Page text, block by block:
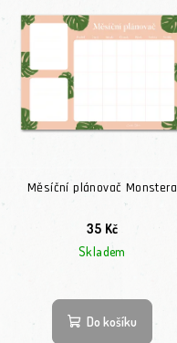
Měsíční plánovač Monstera
35 Kč
Skladem
Do košíku